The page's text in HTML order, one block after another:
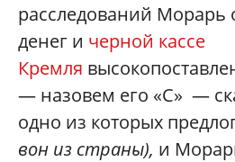
расследований Морарь
денег и черной кассе
Кремля
— назовем его «С» —
одно из которых
вон из страны), и